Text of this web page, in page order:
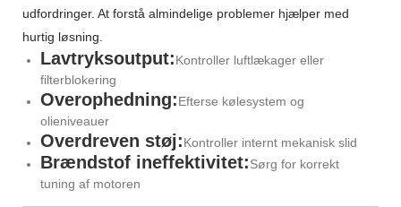
udfordringer. At forstå almindelige problemer hjælper med
hurtig løsning.
Lavtryksoutput:Kontroller luftlækager eller
filterblokering
Overophedning:Efterse kølesystem og
olieniveauer
Overdreven støj:Kontroller internt mekanisk slid
Brændstof ineffektivitet:Sørg for korrekt
tuning af motoren